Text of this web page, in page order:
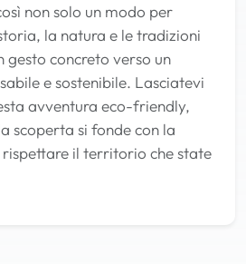
non solo un modo per
la natura e le tradizioni
gesto concreto verso un
e sostenibile. Lasciatevi
avventura eco-friendly,
scoperta si fonde con la
il territorio che state